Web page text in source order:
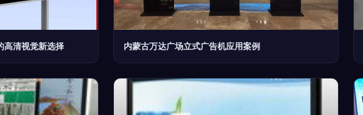
高清视觉新选择 内蒙古万达广场立式广告机应用案例